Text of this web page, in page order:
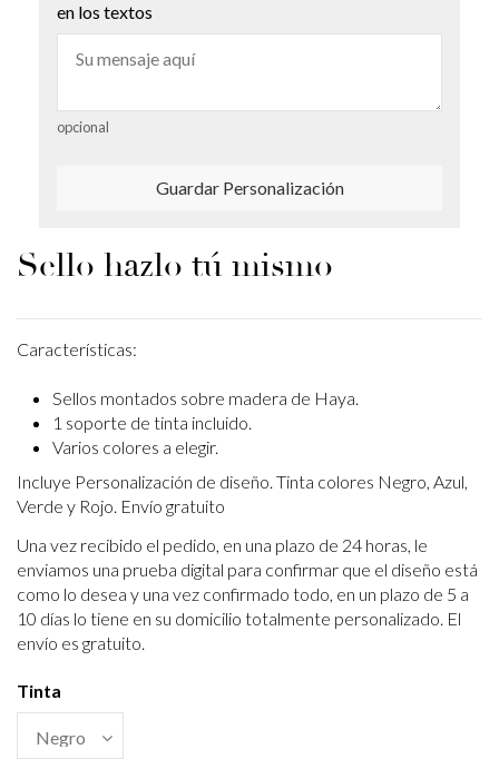
en los textos
opcional
Guardar Personalización
Sello hazlo tú mismo
Características:
Sellos montados sobre madera de Haya.
1 soporte de tinta incluido.
Varios colores a elegir.
Incluye Personalización de diseño. Tinta colores Negro, Azul,
Verde y Rojo. Envío gratuito
Una vez recibido el pedido, en una plazo de 24 horas, le
enviamos una prueba digital para confirmar que el diseño está
como lo desea y una vez confirmado todo, en un plazo de 5 a
10 días lo tiene en su domicilio totalmente personalizado. El
envío es gratuito.
Tinta